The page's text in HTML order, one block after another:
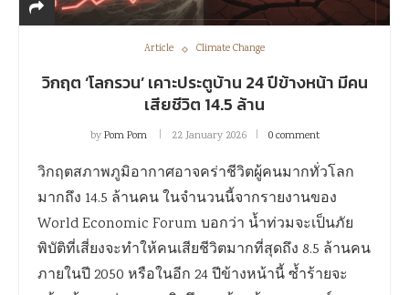
Article Climate Change
วิกฤต ‘โลกรวน’ เคาะประตูบ้าน 24 ปีข้างหน้า มีคน
เสียชีวิต 14.5 ล้าน
byPom Pom 22 January 2026 0 comment
วิกฤตสภาพภูมิอากาศอาจคร่าชีวิตผู้คนมากทั่วโลก
มากถึง 14.5 ล้านคน ในจำนวนนี้จากรายงานของ
World Economic Forum บอกว่า น้ำท่วมจะเป็นภัย
พิบัติที่เสี่ยงจะทำให้คนเสียชีวิตมากที่สุดถึง 8.5 ล้านคน
ภายในปี 2050 หรือในอีก 24 ปีข้างหน้านี้ ซ้ำร้ายจะ